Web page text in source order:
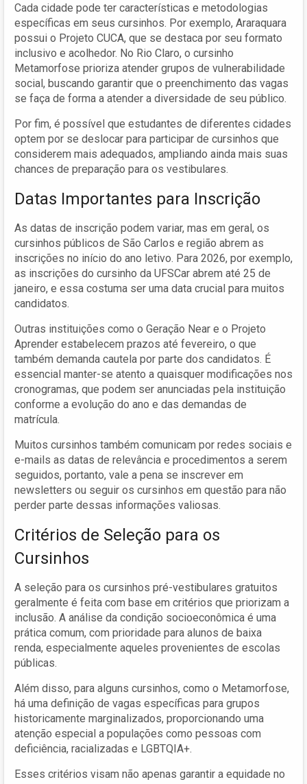
Cada cidade pode ter características e metodologias
específicas em seus cursinhos. Por exemplo, Araraquara
possui o Projeto CUCA, que se destaca por seu formato
inclusivo e acolhedor. No Rio Claro, o cursinho
Metamorfose prioriza atender grupos de vulnerabilidade
social, buscando garantir que o preenchimento das vagas
se faça de forma a atender a diversidade de seu público.
Por fim, é possível que estudantes de diferentes cidades
optem por se deslocar para participar de cursinhos que
considerem mais adequados, ampliando ainda mais suas
chances de preparação para os vestibulares.
Datas Importantes para Inscrição
As datas de inscrição podem variar, mas em geral, os
cursinhos públicos de São Carlos e região abrem as
inscrições no início do ano letivo. Para 2026, por exemplo,
as inscrições do cursinho da UFSCar abrem até 25 de
janeiro, e essa costuma ser uma data crucial para muitos
candidatos.
Outras instituições como o Geração Near e o Projeto
Aprender estabelecem prazos até fevereiro, o que
também demanda cautela por parte dos candidatos. É
essencial manter-se atento a quaisquer modificações nos
cronogramas, que podem ser anunciadas pela instituição
conforme a evolução do ano e das demandas de
matrícula.
Muitos cursinhos também comunicam por redes sociais e
e-mails as datas de relevância e procedimentos a serem
seguidos, portanto, vale a pena se inscrever em
newsletters ou seguir os cursinhos em questão para não
perder parte dessas informações valiosas.
Critérios de Seleção para os
Cursinhos
A seleção para os cursinhos pré-vestibulares gratuitos
geralmente é feita com base em critérios que priorizam a
inclusão. A análise da condição socioeconômica é uma
prática comum, com prioridade para alunos de baixa
renda, especialmente aqueles provenientes de escolas
públicas.
Além disso, para alguns cursinhos, como o Metamorfose,
há uma definição de vagas específicas para grupos
historicamente marginalizados, proporcionando uma
atenção especial a populações como pessoas com
deficiência, racializadas e LGBTQIA+.
Esses critérios visam não apenas garantir a equidade no